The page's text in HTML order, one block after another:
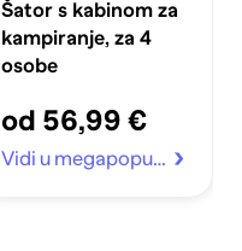
Šator s kabinom za
kampiranje, za 4
osobe
od 56,99 €
Vidi u megapopust.hr